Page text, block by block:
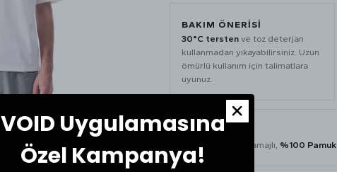
BAKIM ÖNERISI
30°C tersten ve toz deterjan
kullanmadan yıkayabilirsiniz. Uzun
ömürlü kullanım için talimatlara
uyunuz.
ÜRÜN BILGISI
420 GSM
ağır gramajlı, %100 Pamuk
VOID Uygulamasına
Özel Kampanya!